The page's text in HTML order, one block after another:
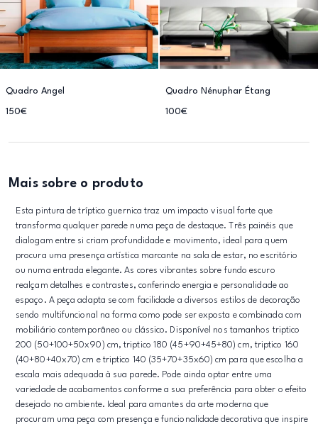
Quadro Angel
150€
Quadro Nénuphar Étang
100€
Mais sobre o produto
Esta pintura de tríptico guernica traz um impacto visual forte que
transforma qualquer parede numa peça de destaque. Três painéis que
dialogam entre si criam profundidade e movimento, ideal para quem
procura uma presença artística marcante na sala de estar, no escritório
ou numa entrada elegante. As cores vibrantes sobre fundo escuro
realçam detalhes e contrastes, conferindo energia e personalidade ao
espaço. A peça adapta se com facilidade a diversos estilos de decoração
sendo multifuncional na forma como pode ser exposta e combinada com
mobiliário contemporâneo ou clássico. Disponível nos tamanhos triptico
200 (50+100+50x90) cm, triptico 180 (45+90+45+80) cm, triptico 160
(40+80+40x70) cm e triptico 140 (35+70+35x60) cm para que escolha a
escala mais adequada à sua parede. Pode ainda optar entre uma
variedade de acabamentos conforme a sua preferência para obter o efeito
desejado no ambiente. Ideal para amantes da arte moderna que
procuram uma peça com presença e funcionalidade decorativa que inspire